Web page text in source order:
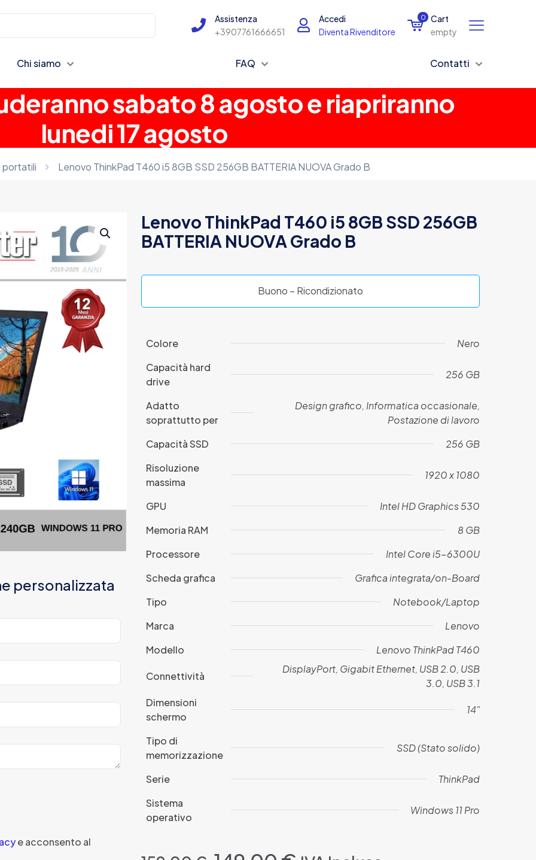
Assistenza
+3907761666651
Accedi
Diventa Rivenditore
0
Cart
empty
Chi siamo FAQ Contatti
sabato 8 agosto e riapriranno
lunedi 17 agosto
portatili Lenovo ThinkPad T460 i5 8GB SSD 256GB BATTERIA NUOVA Grado B
personalizzata
e acconsento al
Lenovo ThinkPad T460 i5 8GB SSD 256GB
BATTERIA NUOVA Grado B
Buono – Ricondizionato
Colore
Nero
Capacità hard
drive
256 GB
Adatto
soprattutto per
Design grafico, Informatica occasionale,
Postazione di lavoro
Capacità SSD
256 GB
Risoluzione
massima
1920 x 1080
GPU
Intel HD Graphics 530
Memoria RAM
8 GB
Processore
Intel Core i5-6300U
Scheda grafica
Grafica integrata/on-Board
Tipo
Notebook/Laptop
Marca
Lenovo
Modello
Lenovo ThinkPad T460
Connettività
DisplayPort, Gigabit Ethernet, USB 2.0, USB
3.0, USB 3.1
Dimensioni
schermo
14"
Tipo di
memorizzazione
SSD (Stato solido)
Serie
ThinkPad
Sistema
operativo
Windows 11 Pro